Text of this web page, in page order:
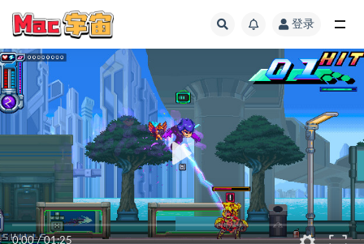
登录
0:00/01:25